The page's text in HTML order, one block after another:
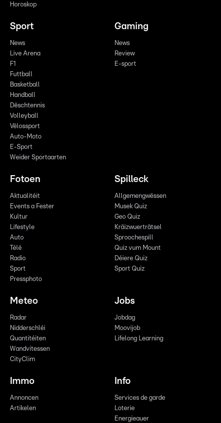
Horoskop
Sport
News
Live Arena
F1
Futtball
Basketball
Handball
Dëschtennis
Volleyball
Vëlossport
Auto-Moto
E-Sport
Weider Sportaarten
Gaming
News
Review
E-sport
Fotoen
Aktualitéit
Events a Fester
Kultur
Lifestyle
Auto
Télé
Radio
Sport
Pressphoto
Spilleck
Allgemengwëssen
Musek Quiz
Geo Quiz
Kräizwuerträtsel
Sproochespill
Quiz vum Mount
Déiere Quiz
Sport Quiz
Meteo
Radar
Nidderschléi
Quantitéiten
Wandvitessen
CityClim
Jobs
Jobdag
Moovijob
Lifelong Learning
Immo
Annoncen
Artikelen
Info
Services de garde
Loterie
Energieauer